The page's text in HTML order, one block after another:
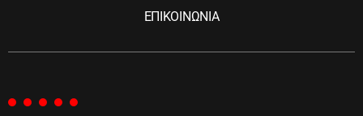
ΕΠΙΚΟΙΝΩΝΙΑ